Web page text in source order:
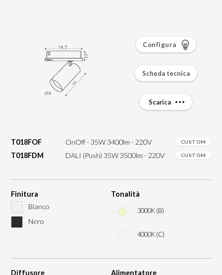
T018FOF OnOff - 35W 3400lm - 220V CUSTOM
T018FDM DALI (Push) 35W 3500lm - 220V CUSTOM
Finitura
Bianco
Nero
Tonalità
3000K (B)
4000K (C)
Diffusore
Alimentatore
Configura
Scheda tecnica
Scarica